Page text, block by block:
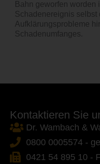
Bahn geworfen worden
Schadenereignis selbst
Aufklärungsprobleme
Schadenumfanges.
Kontaktieren Sie
Dr. Wambach &
0800 0005574 -
0421 54 895 10 -